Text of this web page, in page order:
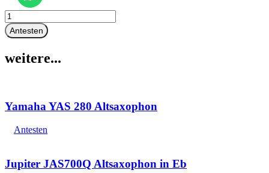
Le
Monde
Altsax
Amber,
Antesten
weitere...
Yamaha YAS 280 Altsaxophon
Antesten
Jupiter JAS700Q Altsaxophon in Eb